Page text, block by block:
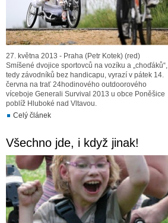
27. května 2013 - Praha (Petr Kotek) (red)
Smíšené dvojice sportovců na vozíku a „choďáků“,
tedy závodníků bez handicapu, vyrazí v pátek 14.
června na trať 24hodinového outdoorového
víceboje Generali Survival 2013 u obce Poněšice
poblíž Hluboké nad Vltavou.
Celý článek
Všechno jde, i když jinak!